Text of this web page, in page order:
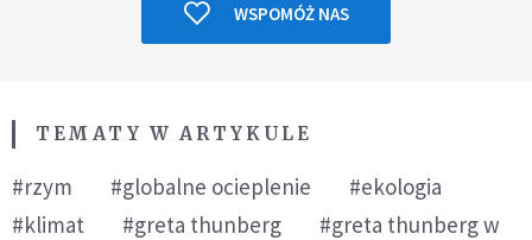
WSPOMÓŻ NAS
TEMATY W ARTYKULE
#rzym #globalne ocieplenie
#ekologia
#klimat
#greta thunberg
#greta thunberg w